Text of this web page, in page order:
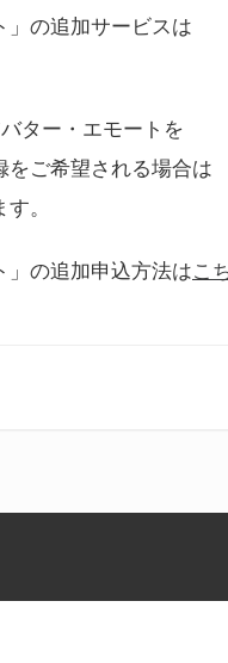
」の追加サービスは
ター・エモートを
をご希望される場合は
。
」の追加申込方法はこ